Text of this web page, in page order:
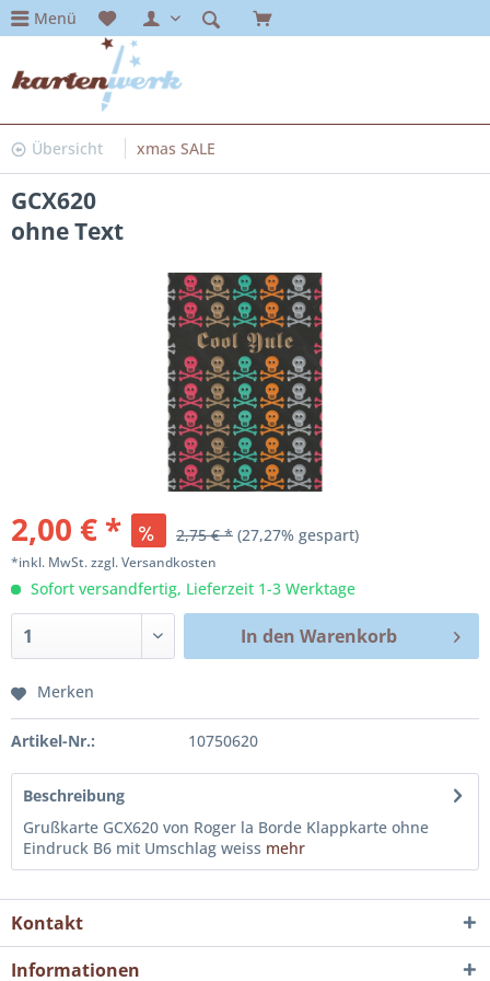
Menü
Übersicht xmas SALE
GCX620
ohne Text
2,00 € * 2,75 € * (27,27% gespart)
*inkl. MwSt.zzgl. Versandkosten
Sofort versandfertig, Lieferzeit 1-3 Werktage
In den Warenkorb
Merken
Artikel-Nr.: 10750620
Beschreibung
Grußkarte GCX620 von Roger la Borde Klappkarte ohne
Eindruck B6 mit Umschlag weiss mehr
Kontakt
Informationen